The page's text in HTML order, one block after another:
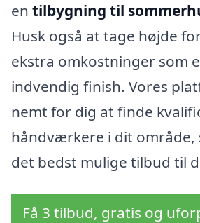
en tilbygning til
Husk også at tage højde
ekstra omkostninger som
indvendig finish. Vores
nemt for dig at finde
håndværkere i dit område,
det bedst mulige tilbud til
Få 3 tilbud, gratis og